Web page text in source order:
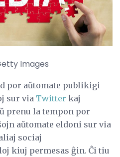
Images
por aŭtomate publikigi
sur via Twitter kaj
prenu la tempon por
aŭtomate eldoni sur via
sociaj
kiuj permesas ĝin. Ĉi tiu